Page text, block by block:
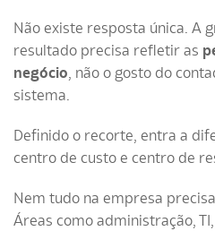
Não existe resposta única. A
resultado precisa refletir as
negócio, não o gosto do
sistema.
Definido o recorte, entra a
centro de custo e centro de
Nem tudo na empresa
Áreas como administração,